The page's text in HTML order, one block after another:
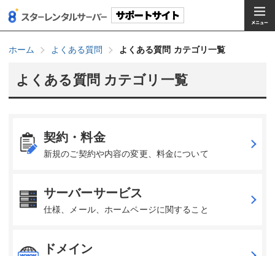
ホーム よくある質問 よくある質問 カテゴリ一覧
よくある質問 カテゴリ一覧
契約・料金
新規のご契約や内容の変更、料金について
サーバーサービス
仕様、メール、ホームページに関すること
ドメイン